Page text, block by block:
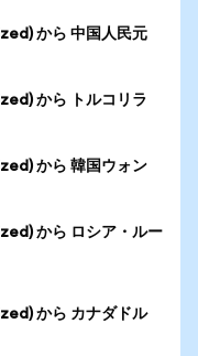
から 中国人民元
から トルコリラ
から 韓国ウォン
から ロシア・ルー
から カナダドル